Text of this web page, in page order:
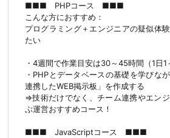
■■■ PHPコース ■■■
こんな方におすすめ：
プログラミング＋エンジニアの疑似体
たい
・4週間で作業目安は30～45時間（1日1
・PHPとデータベースの基礎を学びな
連携したWEB掲示板」を作成する
⇒技術だけでなく、チーム連携やエン
ぶ運営おすすめコース！
■■■ JavaScriptコース ■■■